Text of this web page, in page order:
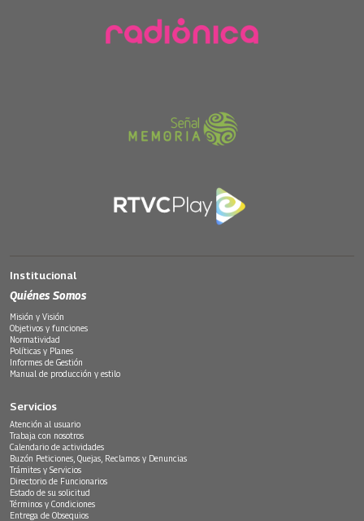
Institucional
Quiénes Somos
Misión y Visión
Objetivos y funciones
Normatividad
Políticas y Planes
Informes de Gestión
Manual de producción y estilo
Servicios
Atención al usuario
Trabaja con nosotros
Calendario de actividades
Buzón Peticiones, Quejas, Reclamos y Denuncias
Trámites y Servicios
Directorio de Funcionarios
Estado de su solicitud
Términos y Condiciones
Entrega de Obsequios